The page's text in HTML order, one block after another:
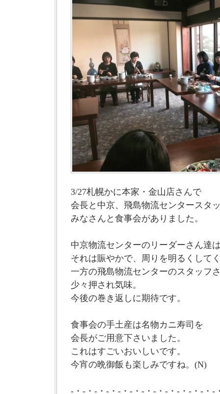
3/27札幌かに本家・金山店さんで
会長と中京、飛島物流センタースタ
みなさんと食事会がありました。
中京物流センターのリーダーさん達
それは賑やかで、周りを明るくして
一方の飛島物流センターのスタッフ
少々押され気味。
今後の巻き返しに期待です。
食事会の手土産は名物カニ寿司を
会長がご用意下さいました。
これはすごいおいしいです。
今宵の晩御飯も楽しみですね。(N)
-・-・-・-・-・-・-・-・-・-・-・-・-